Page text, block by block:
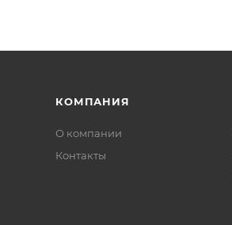
КОМПАНИЯ
О компании
Контакты